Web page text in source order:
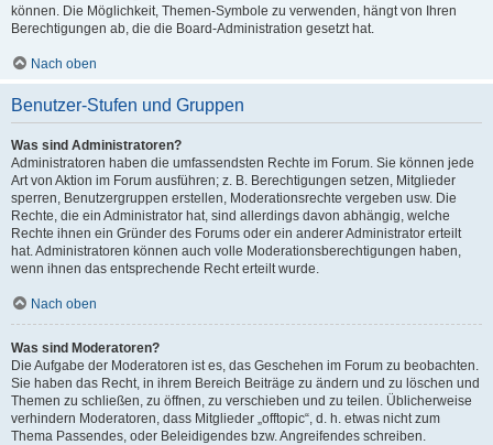
können. Die Möglichkeit, Themen-Symbole zu verwenden, hängt von Ihren
Berechtigungen ab, die die Board-Administration gesetzt hat.
Nach oben
Benutzer-Stufen und Gruppen
Was sind Administratoren?
Administratoren haben die umfassendsten Rechte im Forum. Sie können jede
Art von Aktion im Forum ausführen; z. B. Berechtigungen setzen, Mitglieder
sperren, Benutzergruppen erstellen, Moderationsrechte vergeben usw. Die
Rechte, die ein Administrator hat, sind allerdings davon abhängig, welche
Rechte ihnen ein Gründer des Forums oder ein anderer Administrator erteilt
hat. Administratoren können auch volle Moderationsberechtigungen haben,
wenn ihnen das entsprechende Recht erteilt wurde.
Nach oben
Was sind Moderatoren?
Die Aufgabe der Moderatoren ist es, das Geschehen im Forum zu beobachten.
Sie haben das Recht, in ihrem Bereich Beiträge zu ändern und zu löschen und
Themen zu schließen, zu öffnen, zu verschieben und zu teilen. Üblicherweise
verhindern Moderatoren, dass Mitglieder „offtopic“, d. h. etwas nicht zum
Thema Passendes, oder Beleidigendes bzw. Angreifendes schreiben.